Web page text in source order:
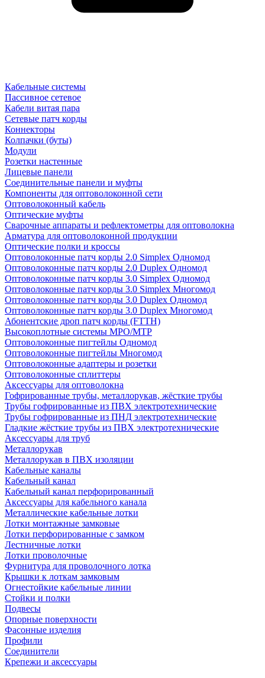
Кабельные системы
Пассивное сетевое
Кабели витая пара
Сетевые патч корды
Коннекторы
Колпачки (буты)
Модули
Розетки настенные
Лицевые панели
Соединительные панели и муфты
Компоненты для оптоволоконной сети
Оптоволоконный кабель
Оптические муфты
Сварочные аппараты и рефлектометры для оптоволокна
Арматура для оптоволоконной продукции
Оптические полки и кроссы
Оптоволоконные патч корды 2.0 Simplex Одномод
Оптоволоконные патч корды 2.0 Duplex Одномод
Оптоволоконные патч корды 3.0 Simplex Одномод
Оптоволоконные патч корды 3.0 Simplex Многомод
Оптоволоконные патч корды 3.0 Duplex Одномод
Оптоволоконные патч корды 3.0 Duplex Многомод
Абонентские дроп патч корды (FTTH)
Высокоплотные системы MPO/MTP
Оптоволоконные пигтейлы Одномод
Оптоволоконные пигтейлы Многомод
Оптоволоконные адаптеры и розетки
Оптоволоконные сплиттеры
Аксессуары для оптоволокна
Гофрированные трубы, металлорукав, жёсткие трубы
Трубы гофрированные из ПВХ электротехнические
Трубы гофрированные из ПНД электротехнические
Гладкие жёсткие трубы из ПВХ электротехнические
Аксессуары для труб
Металлорукав
Металлорукав в ПВХ изоляции
Кабельные каналы
Кабельный канал
Кабельный канал перфорированный
Аксессуары для кабельного канала
Металлические кабельные лотки
Лотки монтажные замковые
Лотки перфорированные с замком
Лестничные лотки
Лотки проволочные
Фурнитура для проволочного лотка
Крышки к лоткам замковым
Огнестойкие кабельные линии
Стойки и полки
Подвесы
Опорные поверхности
Фасонные изделия
Профили
Соединители
Крепежи и аксессуары